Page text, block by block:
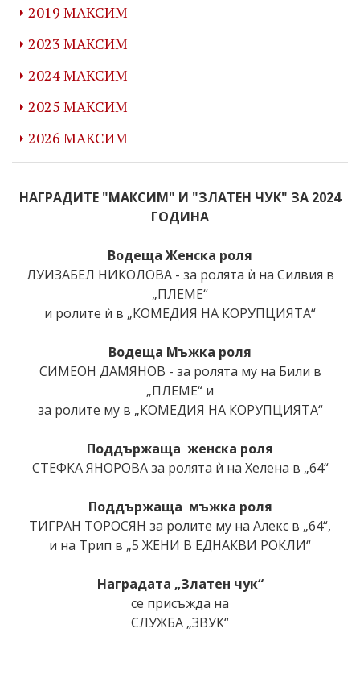
2019 МАКСИМ
2023 МАКСИМ
2024 МАКСИМ
2025 МАКСИМ
2026 МАКСИМ
НАГРАДИТЕ "МАКСИМ" И "ЗЛАТЕН ЧУК" ЗА 2024
ГОДИНА
Водеща Женска роля
ЛУИЗАБЕЛ НИКОЛОВА - за ролята ѝ на Силвия в
„ПЛЕМЕ“
и ролите ѝ в „КОМЕДИЯ НА КОРУПЦИЯТА“
Водеща Мъжка роля
СИМЕОН ДАМЯНОВ - за ролята му на Били в
„ПЛЕМЕ“ и
за ролите му в „КОМЕДИЯ НА КОРУПЦИЯТА“
Поддържаща женска роля
СТЕФКА ЯНОРОВА за ролята ѝ на Хелена в „64“
Поддържаща мъжка роля
ТИГРАН ТОРОСЯН за ролите му на Алекс в „64“,
и на Трип в „5 ЖЕНИ В ЕДНАКВИ РОКЛИ“
Наградата „Златен чук“
се присъжда на
СЛУЖБА „ЗВУК“